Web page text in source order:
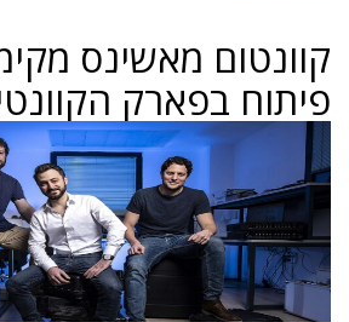
קוונטום מאשינס
פיתוח בפארק